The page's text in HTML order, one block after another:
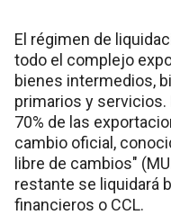
El régimen de
todo el complejo
bienes intermedios,
primarios y servicios.
70% de las
cambio oficial,
libre de cambios"
restante se liquidará
financieros o CCL.